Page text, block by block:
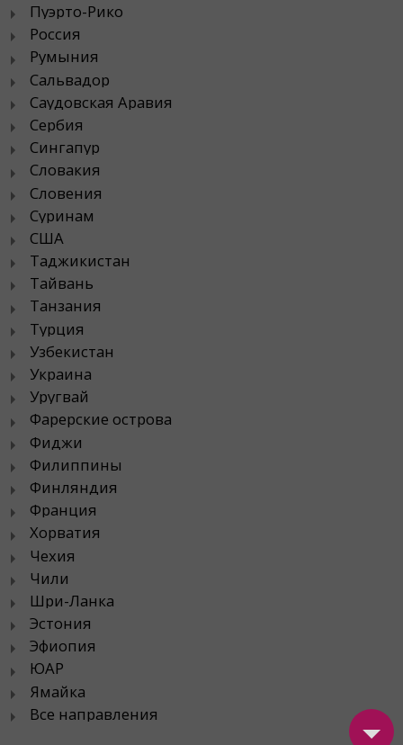
Пуэрто-Рико
Россия
Румыния
Сальвадор
Саудовская Аравия
Сербия
Сингапур
Словакия
Словения
Суринам
США
Таджикистан
Тайвань
Танзания
Турция
Узбекистан
Украина
Уругвай
Фарерские острова
Фиджи
Филиппины
Финляндия
Франция
Хорватия
Чехия
Чили
Шри-Ланка
Эстония
Эфиопия
ЮАР
Ямайка
Все направления